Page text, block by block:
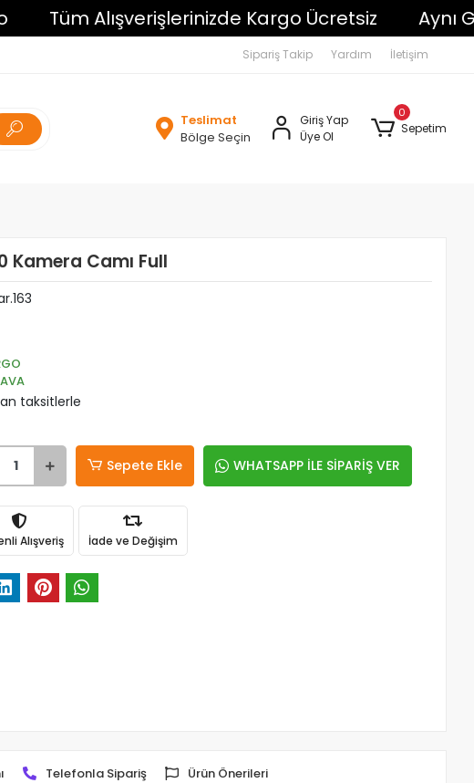
Tüm Alışverişlerinizde Kargo Ücretsiz Aynı Gün
Sipariş Takip Yardım İletişim
Teslimat
Bölge Seçin
Giriş Yap
Üye Ol
0
Sepetim
Kamera Camı Full
taksitlerle
Sepete Ekle WHATSAPP İLE SİPARİŞ VER
Alışveriş İade ve Değişim
Telefonla Sipariş Ürün Önerileri